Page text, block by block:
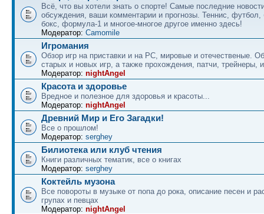
Всё, что вы хотели знать о спорте! Самые последние
обсуждения, ваши комментарии и прогнозы. Теннис, футбол,
бокс, формула-1 и многое-многое другое именно здесь!
Модератор: Camomile
Игромания
Обзор игр на приставки и на PC, мировые и отечественые.
старых и новых игр, а также прохождения, патчи, трейнеры,
Модератор: nightAngel
Красота и здоровье
Вредное и полезное для здоровья и красоты...
Модератор: nightAngel
Древний Мир и Его Загадки!
Все о прошлом!
Модератор: serghey
Билиотека или клуб чтения
Книги различных тематик, все о книгах
Модератор: serghey
Коктейль музона
Все повороты в музыке от попа до рока, описание песен и
групах и певцах
Модератор: nightAngel